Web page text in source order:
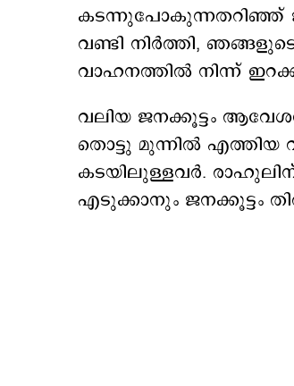
കടന്നുപോകുന്നതറിഞ്ഞ്
വണ്ടി നിർത്തി,
വാഹനത്തിൽ നിന്ന്
വലിയ ജനക്കൂട്ടം
തൊട്ടു മുന്നില്‍ എത്തിയ
കടയിലുള്ളവർ.
എടുക്കാനും ജനക്കൂട്ടം